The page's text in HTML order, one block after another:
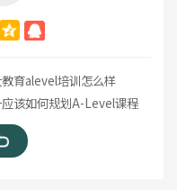
育alevel培训怎么样
该如何规划A-Level课程